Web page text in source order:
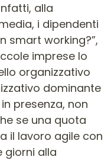
alla
i dipendenti
smart working?”,
imprese lo
organizzativo
dominante
presenza, non
se una quota
il lavoro agile con
giorni alla